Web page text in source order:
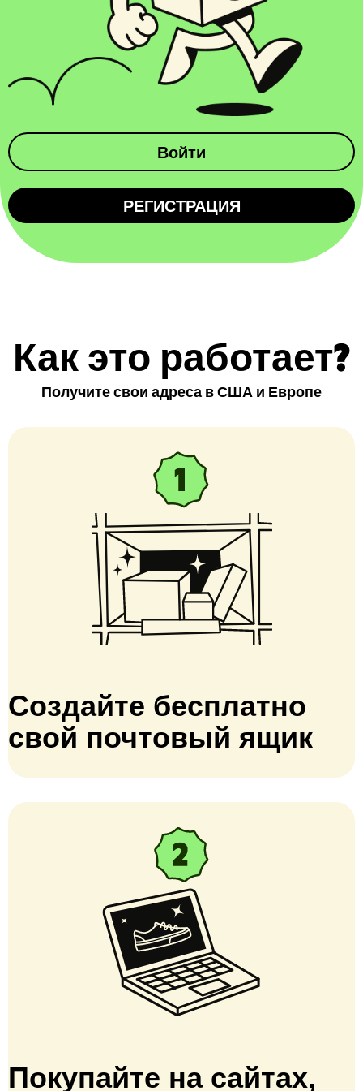
Войти
РЕГИСТРАЦИЯ
Как это работает?
Получите свои адреса в США и Европе
Создайте бесплатно
свой почтовый ящик
Покупайте на сайтах,